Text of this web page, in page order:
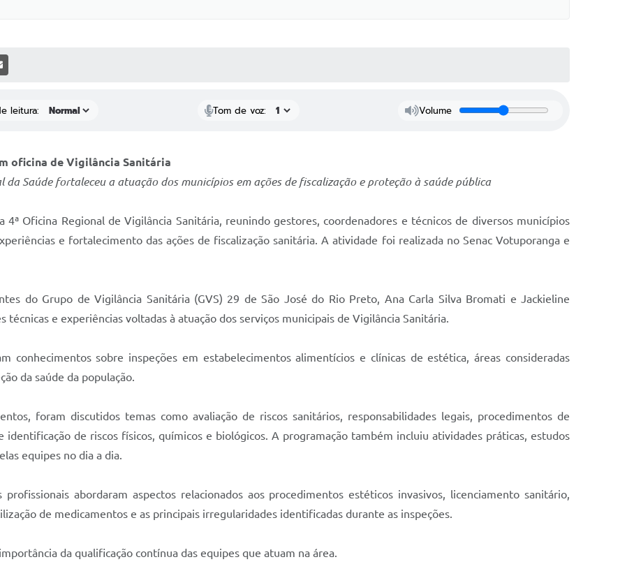
MÍDIAS
leitura: Tom de voz: Volume
oficina de Vigilância Sanitária
Saúde fortaleceu a atuação dos municípios em ações de fiscalização e proteção à saúde pública
Oficina Regional de Vigilância Sanitária, reunindo gestores, coordenadores e técnicos de diversos municípios
e fortalecimento das ações de fiscalização sanitária. A atividade foi realizada no Senac Votuporanga e
do Grupo de Vigilância Sanitária (GVS) 29 de São José do Rio Preto, Ana Carla Silva Bromati e Jackieline
e experiências voltadas à atuação dos serviços municipais de Vigilância Sanitária.
conhecimentos sobre inspeções em estabelecimentos alimentícios e clínicas de estética, áreas consideradas
da saúde da população.
foram discutidos temas como avaliação de riscos sanitários, responsabilidades legais, procedimentos de
identificação de riscos físicos, químicos e biológicos. A programação também incluiu atividades práticas, estudos
equipes no dia a dia.
abordaram aspectos relacionados aos procedimentos estéticos invasivos, licenciamento sanitário,
de medicamentos e as principais irregularidades identificadas durante as inspeções.
da qualificação contínua das equipes que atuam na área.